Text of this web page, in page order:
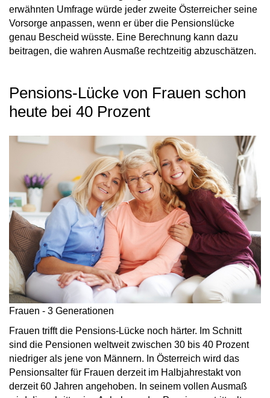
erwähnten Umfrage würde jeder zweite Österreicher seine
Vorsorge anpassen, wenn er über die Pensionslücke
genau Bescheid wüsste. Eine Berechnung kann dazu
beitragen, die wahren Ausmaße rechtzeitig abzuschätzen.
Pensions-Lücke von Frauen schon
heute bei 40 Prozent
Frauen - 3 Generationen
Frauen trifft die Pensions-Lücke noch härter. Im Schnitt
sind die Pensionen weltweit zwischen 30 bis 40 Prozent
niedriger als jene von Männern. In Österreich wird das
Pensionsalter für Frauen derzeit im Halbjahrestakt von
derzeit 60 Jahren angehoben. In seinem vollen Ausmaß